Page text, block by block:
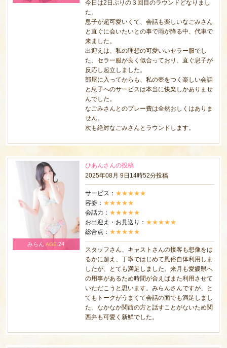
今日は2日ぶりの３回目のラウンドどなりまし
た。
息子が超可愛いくて、会話も楽しいなごみさん
と直ぐに会いたいとの事で雨が降る中、代車で
来ました。
出迎えは、私の理想の可愛いいセラー服でし
た。セラー服が良く似合っており、直ぐ息子が
反応し起立しました。
部屋に入ってからも、私の壺をつく楽しい会話
と息子へのサービスは本当に快楽しかありませ
んでした。
なごみさんとのプレー費は全然おしくはありま
せん。
次も絶対なごみさんとラウンドします。
みらんAGE.24
ひあんさんの投稿
2025年08月 9日14時52分投稿
サービス： ★★★★★
容姿： ★★★★★
会話力： ★★★★★
お出迎え・お見送り： ★★★★★
総合点： ★★★★★
スタッフさん、キャストさんの接客も想像をは
るかに超え、丁寧ではじめて風俗自体利用しま
したが、とても満足しました。来月も愛媛県へ
の用事があるため時間が合えばまた利用させて
いただこうと思います。みらんさんですが、と
てもトークがうまくて会話の面でも満足しまし
た。なかなか関西の方と話すことがないため関
西弁も可愛く新鮮でした。